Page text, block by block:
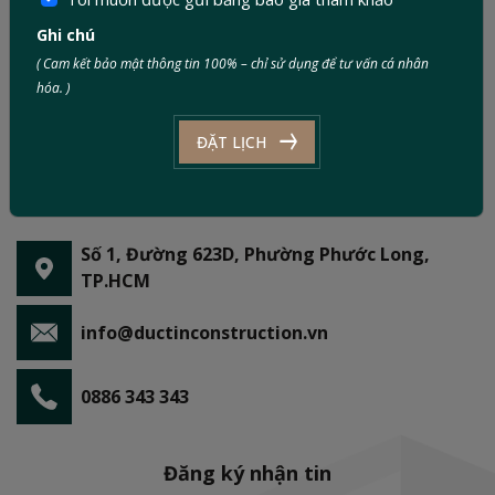
Số 1, Đường 623D, Phường Phước Long,
TP.HCM
info@ductinconstruction.vn
0886 343 343
Đăng ký nhận tin
Ghi chú
( Cam kết bảo mật thông tin 100% – chỉ sử dụng để tư vấn cá nhân
hóa. )
ĐẶT LỊCH